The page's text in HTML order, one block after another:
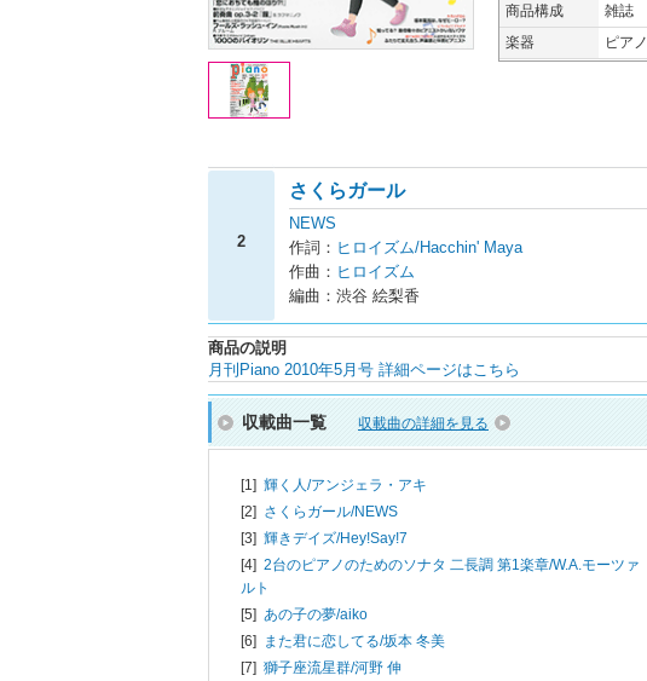
商品構成
雑誌
楽器
ピアノ
2
さくらガール
NEWS
作詞： ヒロイズム/Hacchin' Maya
作曲： ヒロイズム
編曲：渋谷 絵梨香
商品の説明
月刊Piano 2010年5月号 詳細ページはこちら
収載曲一覧 収載曲の詳細を見る
[1] 輝く人/アンジェラ・アキ
[2] さくらガール/NEWS
[3] 輝きデイズ/Hey!Say!7
[4] 2台のピアノのためのソナタ 二長調 第1楽章/W.A.モーツァ
ルト
[5] あの子の夢/aiko
[6] また君に恋してる/坂本 冬美
[7] 獅子座流星群/河野 伸